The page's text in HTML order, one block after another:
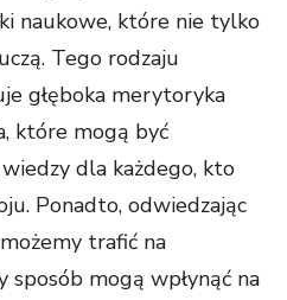
naukowe, które nie tylko
Tego rodzaju
głęboka merytoryka
które mogą być
dla każdego, kto
Ponadto, odwiedzając
trafić na
mogą wpłynąć na